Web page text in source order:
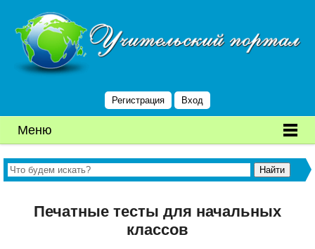
Регистрация Вход
Меню
Печатные тесты для начальных
классов